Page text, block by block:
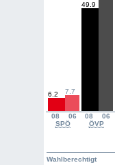
08 06 08 06
SPÖ
ÖVP
6.2 7.7
49.9
Wahlberechtigt